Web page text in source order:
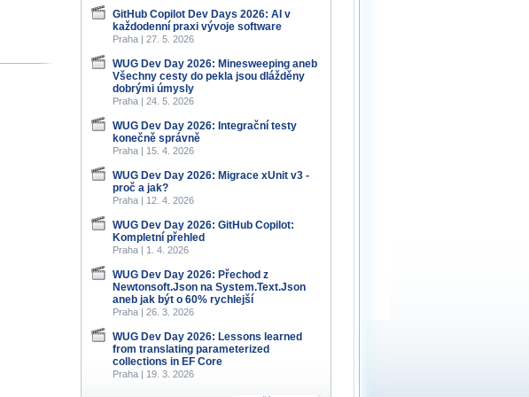
GitHub Copilot Dev Days 2026: AI v
každodenní praxi vývoje software
Praha | 27. 5. 2026
WUG Dev Day 2026: Minesweeping aneb
Všechny cesty do pekla jsou dlážděny
dobrými úmysly
Praha | 24. 5. 2026
WUG Dev Day 2026: Integrační testy
konečně správně
Praha | 15. 4. 2026
WUG Dev Day 2026: Migrace xUnit v3 -
proč a jak?
Praha | 12. 4. 2026
WUG Dev Day 2026: GitHub Copilot:
Kompletní přehled
Praha | 1. 4. 2026
WUG Dev Day 2026: Přechod z
Newtonsoft.Json na System.Text.Json
aneb jak být o 60% rychlejší
Praha | 26. 3. 2026
WUG Dev Day 2026: Lessons learned
from translating parameterized
collections in EF Core
Praha | 19. 3. 2026